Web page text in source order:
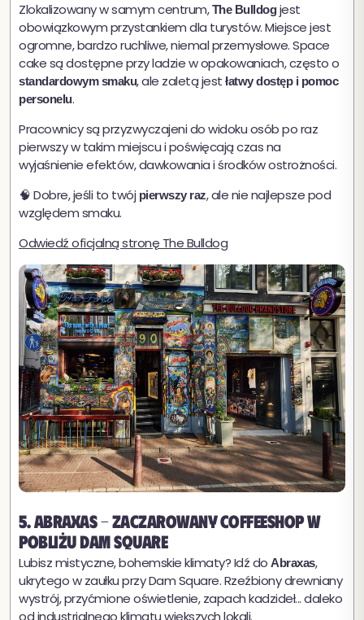
Zlokalizowany w samym centrum,The Bulldogjest
obowiązkowym przystankiem dla turystów. Miejsce jest
ogromne, bardzo ruchliwe, niemal przemysłowe. Space
cake są dostępne przy ladzie w opakowaniach, często o
standardowym smaku, ale zaletą jest łatwy dostęp i pomoc
personelu.
Pracownicy są przyzwyczajeni do widoku osób po raz
pierwszy w takim miejscu i poświęcają czas na
wyjaśnienie efektów, dawkowania i środków ostrożności.
🧠 Dobre, jeśli to twój pierwszy raz, ale nie najlepsze pod
względem smaku.
Odwiedź oficjalną stronę The Bulldog
5. Abraxas - zaczarowany coffeeshop w
pobliżu Dam Square
Lubisz mistyczne, bohemskie klimaty? Idź do Abraxas,
ukrytego w zaułku przy Dam Square. Rzeźbiony drewniany
wystrój, przyćmione oświetlenie, zapach kadzideł... daleko
od industrialnego klimatu większych lokali.